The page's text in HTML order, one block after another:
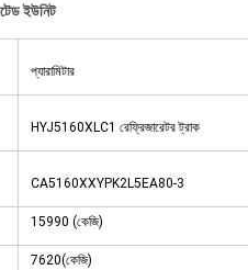
ইউনিট
প্যারামিটার
HYJ5160XLC1 রেফ্রিজারেটর ট্রাক
CA5160XXYPK2L5EA80-3
15990 (কেজি)
7620(কেজি)